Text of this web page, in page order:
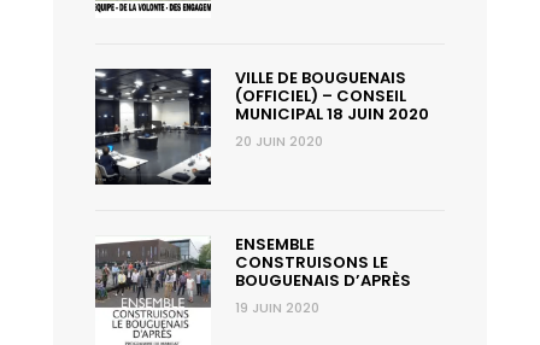
VILLE DE BOUGUENAIS
(OFFICIEL) – CONSEIL
MUNICIPAL 18 JUIN 2020
20 JUIN 2020
ENSEMBLE
CONSTRUISONS LE
BOUGUENAIS D’APRÈS
19 JUIN 2020